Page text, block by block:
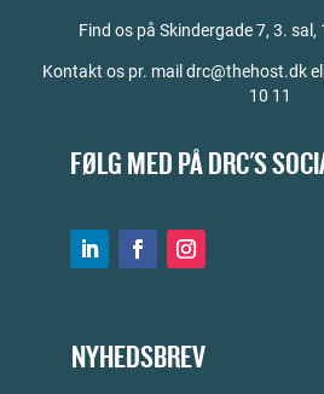
Find os på Skindergade 7, 3.
Kontakt os pr. mail drc@thehost.dk
10 11
FØLG MED PÅ DRC'S
NYHEDSBREV